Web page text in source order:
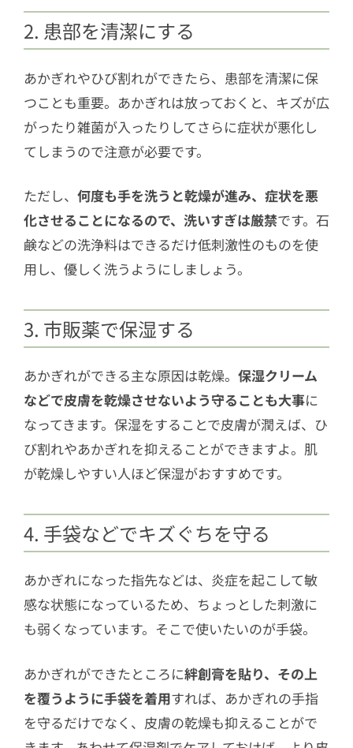
2. 患部を清潔にする
あかぎれやひび割れができたら、患部を清潔に保
つことも重要。あかぎれは放っておくと、キズが広
がったり雑菌が入ったりしてさらに症状が悪化し
てしまうので注意が必要です。
ただし、 何度も手を洗うと乾燥が進み、症状を悪
化させることになるので、洗いすぎは厳禁です。石
鹸などの洗浄料はできるだけ低刺激性のものを使
用し、優しく洗うようにしましょう。
3. 市販薬で保湿する
あかぎれができる主な原因は乾燥。 保湿クリーム
などで皮膚を乾燥させないよう守ることも大事に
なってきます。保湿をすることで皮膚が潤えば、ひ
び割れやあかぎれを抑えることができますよ。肌
が乾燥しやすい人ほど保湿がおすすめです。
4. 手袋などでキズぐちを守る
あかぎれになった指先などは、炎症を起こして敏
感な状態になっているため、ちょっとした刺激に
も弱くなっています。そこで使いたいのが手袋。
あかぎれができたところに絆創膏を貼り、その上
を覆うように手袋を着用すれば、あかぎれの手指
を守るだけでなく、皮膚の乾燥も抑えることがで